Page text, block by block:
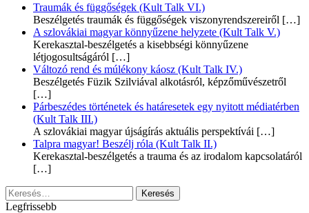
Traumák és függőségek (Kult Talk VI.)
Beszélgetés traumák és függőségek viszonyrendszereiről […]
A szlovákiai magyar könnyűzene helyzete (Kult Talk V.)
Kerekasztal-beszélgetés a kisebbségi könnyűzene
létjogosultságáról […]
Változó rend és múlékony káosz (Kult Talk IV.)
Beszélgetés Füzik Szilviával alkotásról, képzőművészetről
[…]
Párbeszédes történetek és határesetek egy nyitott médiatérben
(Kult Talk III.)
A szlovákiai magyar újságírás aktuális perspektívái […]
Talpra magyar! Beszélj róla (Kult Talk II.)
Kerekasztal-beszélgetés a trauma és az irodalom kapcsolatáról
[…]
Keresés:
Legfrissebb